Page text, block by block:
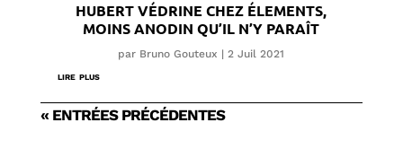
HUBERT VÉDRINE CHEZ ÉLEMENTS,
MOINS ANODIN QU’IL N’Y PARAÎT
par Bruno Gouteux |2 Juil 2021
lire plus
« ENTRÉES PRÉCÉDENTES